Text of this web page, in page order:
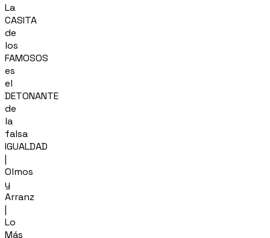
La
CASITA
de
los
FAMOSOS
es
el
DETONANTE
de
la
falsa
IGUALDAD
|
Olmos
y
Arranz
|
Lo
Más